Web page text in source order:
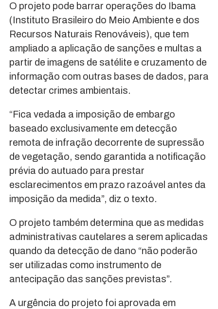
O projeto pode barrar operações do Ibama
(Instituto Brasileiro do Meio Ambiente e dos
Recursos Naturais Renováveis), que tem
ampliado a aplicação de sanções e multas a
partir de imagens de satélite e cruzamento de
informação com outras bases de dados, para
detectar crimes ambientais.
“Fica vedada a imposição de embargo
baseado exclusivamente em detecção
remota de infração decorrente de supressão
de vegetação, sendo garantida a notificação
prévia do autuado para prestar
esclarecimentos em prazo razoável antes da
imposição da medida”, diz o texto.
O projeto também determina que as medidas
administrativas cautelares a serem aplicadas
quando da detecção de dano “não poderão
ser utilizadas como instrumento de
antecipação das sanções previstas”.
A urgência do projeto foi aprovada em